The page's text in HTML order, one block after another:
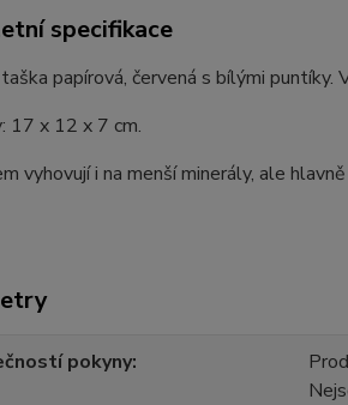
specifikace
papírová, červená s bílými puntíky.
17 x 12 x 7 cm.
vyhovují i na menší minerály, ale
pokyny